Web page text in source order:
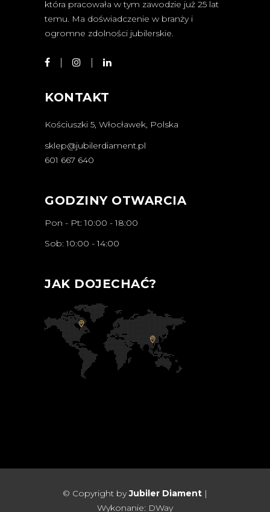
która pracowała w tym zawodzie już 25 lat
temu. Ma doświadczenie w branży i
ogromne zdolności jubilerskie.
KONTAKT
Kościuszki 5, Włocławek, Polska
sklep@jubilerdiament.pl
601 667 640
GODZINY OTWARCIA
Pon - Pt: 10:00 - 18:00
Sob: 10:00 - 14:00
JAK DOJECHAĆ?
© Copyright byJubiler Diament |
Wykonanie: DWay